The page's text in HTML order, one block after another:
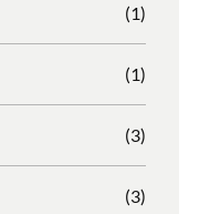
(1)
(1)
(3)
(3)